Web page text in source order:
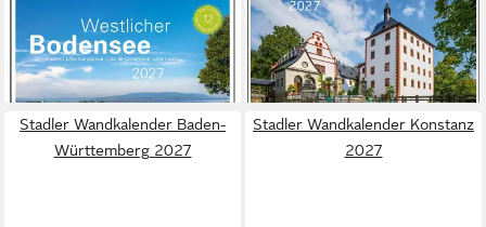
Bodensee 2027
11,65 €
lieferbar - in 3-4 Werktagen bei dir
Wandkalender Malerisches
Thüringen 2027
18,35 €
lieferbar - in 2-3 Werktagen bei dir
Stadler Wandkalender Baden-
Württemberg 2027
Stadler Wandkalender Konstanz
2027